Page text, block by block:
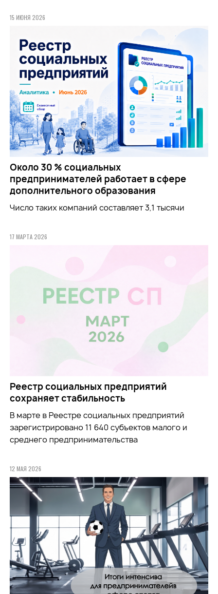
15 ИЮНЯ 2026
Около 30 % социальных
предпринимателей работает в сфере
дополнительного образования
Число таких компаний составляет 3,1 тысячи
17 МАРТА 2026
Реестр социальных предприятий
сохраняет стабильность
В марте в Реестре социальных предприятий
зарегистрировано 11 640 субъектов малого и
среднего предпринимательства
12 МАЯ 2026